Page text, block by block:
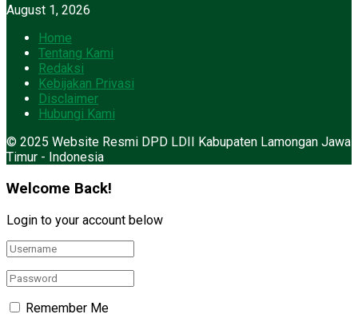
August 1, 2026
Home
Tentang Kami
Redaksi
Kebijakan Privasi
Disclaimer
Hubungi Kami
© 2025 Website Resmi DPD LDII Kabupaten Lamongan Jawa
Timur - Indonesia
Welcome Back!
Login to your account below
Remember Me